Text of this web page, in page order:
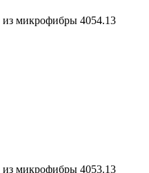
из микрофибры 4054.13
из микрофибры 4053.13